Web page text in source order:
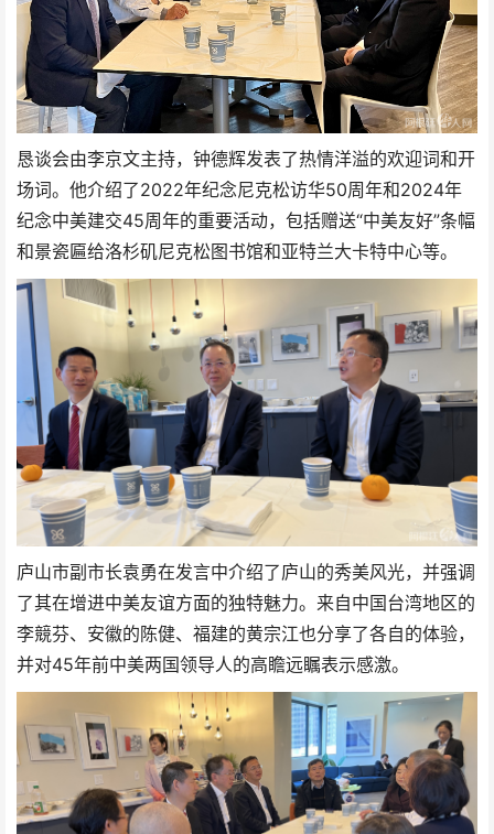
恳谈会由李京文主持，钟德辉发表了热情洋溢的欢迎词和开
场词。他介绍了2022年纪念尼克松访华50周年和2024年
纪念中美建交45周年的重要活动，包括赠送“中美友好”条幅
和景瓷匾给洛杉矶尼克松图书馆和亚特兰大卡特中心等。
庐山市副市长袁勇在发言中介绍了庐山的秀美风光，并强调
了其在增进中美友谊方面的独特魅力。来自中国台湾地区的
李競芬、安徽的陈健、福建的黄宗江也分享了各自的体验，
并对45年前中美两国领导人的高瞻远瞩表示感激。